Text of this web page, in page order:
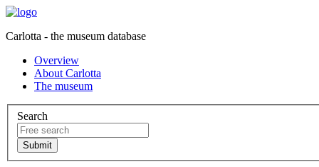
Carlotta - the museum database
Overview
About Carlotta
The museum
Search